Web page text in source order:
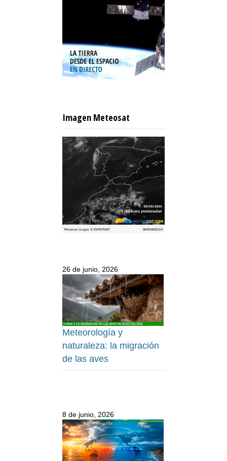
Imagen Meteosat
26 de junio, 2026
Meteorología y
naturaleza: la migración
de las aves
8 de junio, 2026